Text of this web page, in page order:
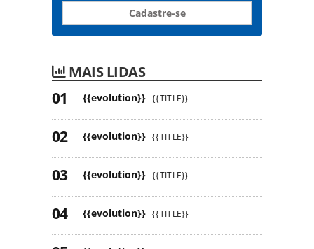
Cadastre-se
MAIS LIDAS
{{evolution}} {{TITLE}}
{{evolution}} {{TITLE}}
{{evolution}} {{TITLE}}
{{evolution}} {{TITLE}}